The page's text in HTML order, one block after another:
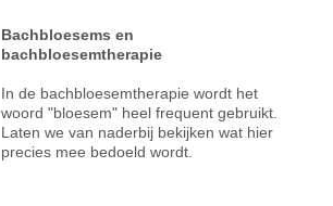
Bachbloesems en
bachbloesemtherapie
In de bachbloesemtherapie wordt het
woord "bloesem" heel frequent gebruikt.
Laten we van naderbij bekijken wat hier
precies mee bedoeld wordt.